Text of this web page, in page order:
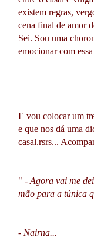
existem regras,
cena final de amor
Sei. Sou uma
emocionar com
E vou colocar um
e que nos dá uma
casal.rsrs...
" - Agora vai me
mão para a túnica
- Nairna...